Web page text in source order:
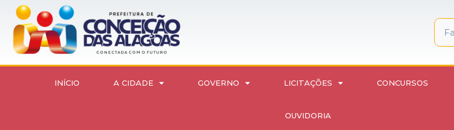
INÍCIO A CIDADE GOVERNO LICITAÇÕES CONCURSOS
OUVIDORIA